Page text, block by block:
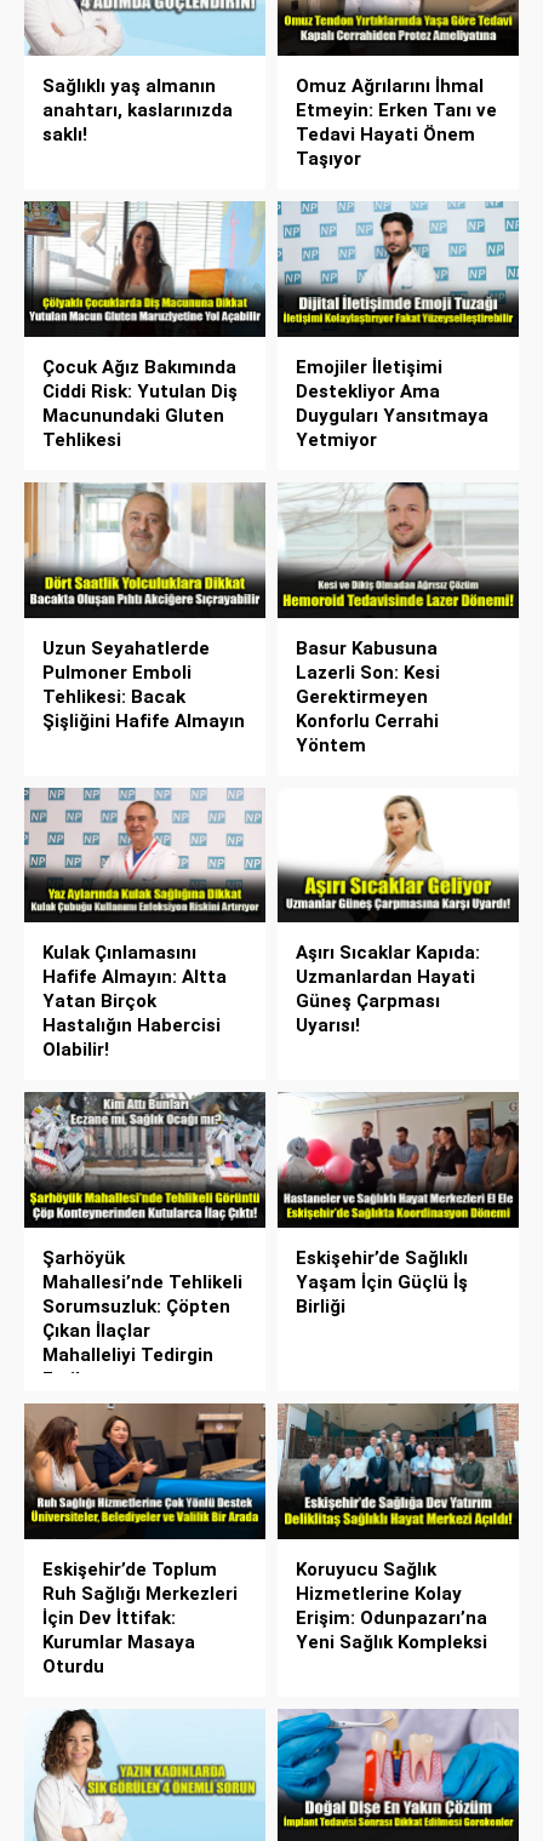
Sağlıklı yaş almanın
anahtarı, kaslarınızda
saklı!
Omuz Ağrılarını İhmal
Etmeyin: Erken Tanı ve
Tedavi Hayati Önem
Taşıyor
Çocuk Ağız Bakımında
Ciddi Risk: Yutulan Diş
Macunundaki Gluten
Tehlikesi
Emojiler İletişimi
Destekliyor Ama
Duyguları Yansıtmaya
Yetmiyor
Uzun Seyahatlerde
Pulmoner Emboli
Tehlikesi: Bacak
Şişliğini Hafife Almayın
Basur Kabusuna
Lazerli Son: Kesi
Gerektirmeyen
Konforlu Cerrahi
Yöntem
Kulak Çınlamasını
Hafife Almayın: Altta
Yatan Birçok
Hastalığın Habercisi
Olabilir!
Aşırı Sıcaklar Kapıda:
Uzmanlardan Hayati
Güneş Çarpması
Uyarısı!
Şarhöyük
Mahallesi’nde Tehlikeli
Sorumsuzluk: Çöpten
Çıkan İlaçlar
Mahalleliyi Tedirgin
Etti!
Eskişehir’de Sağlıklı
Yaşam İçin Güçlü İş
Birliği
Eskişehir’de Toplum
Ruh Sağlığı Merkezleri
İçin Dev İttifak:
Kurumlar Masaya
Oturdu
Koruyucu Sağlık
Hizmetlerine Kolay
Erişim: Odunpazarı’na
Yeni Sağlık Kompleksi